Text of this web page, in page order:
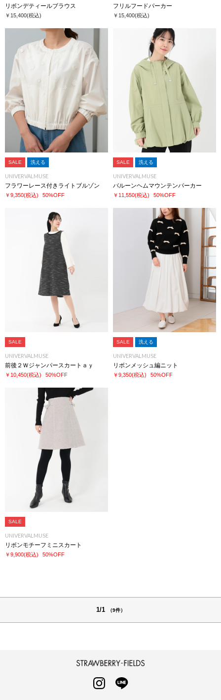
リボンデティールブラウス
￥15,400(税込)
フリルフードパーカー
￥15,400(税込)
SALE 洗える
UNIVERVALMUSE
フラワーレース付きライトブルゾン
￥9,350(税込) 50%OFF
SALE 洗える
UNIVERVALMUSE
バルーンヘムマウンテンパーカー
￥11,550(税込) 50%OFF
SALE
UNIVERVALMUSE
前後２Ｗジャンパースカートａｙ
￥10,450(税込) 50%OFF
SALE 洗える
UNIVERVALMUSE
リボンメッシュ編ニット
￥9,350(税込) 50%OFF
SALE
UNIVERVALMUSE
リボンモチーフミニスカート
￥9,900(税込) 50%OFF
1/1 （9件）
INSTAGRAM